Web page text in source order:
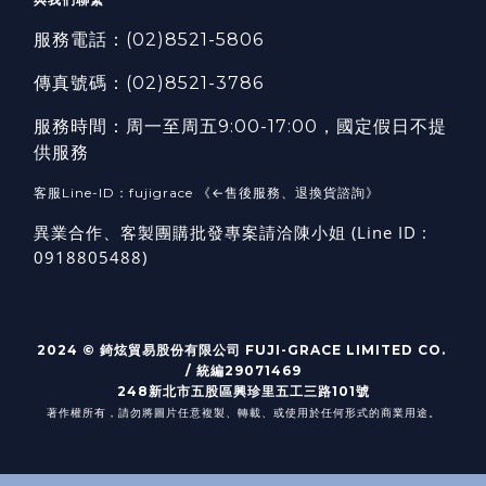
服務電話： (02)8521-5806
傳真號碼： (02)8521-3786
服務時間：周一至周五9:00-17:00，國定假日不提
供服務
客服Line-ID：fujigrace 《←售後服務、退換貨諮詢》
異業合作、客製團購批發專案請洽陳小姐 (Line ID :
0918805488)
2024 © 錡炫貿易股份有限公司 FUJI-GRACE LIMITED CO.
/ 統編29071469
248新北市五股區興珍里五工三路101號
著作權所有，請勿將圖片任意複製、轉載、或使用於任何形式的商業用途。